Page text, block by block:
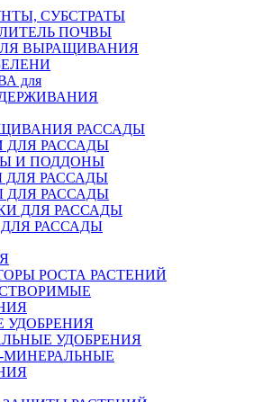
СУБСТРАТЫ
ПОЧВЫ
ВЫРАЩИВАНИЯ
для
РАССАДЫ
ДЛЯ РАССАДЫ
И ПОДДОНЫ
ДЛЯ РАССАДЫ
ДЛЯ РАССАДЫ
ДЛЯ РАССАДЫ
РАССАДЫ
РОСТА РАСТЕНИЙ
УДОБРЕНИЯ
УДОБРЕНИЯ
МИНЕРАЛЬНЫЕ